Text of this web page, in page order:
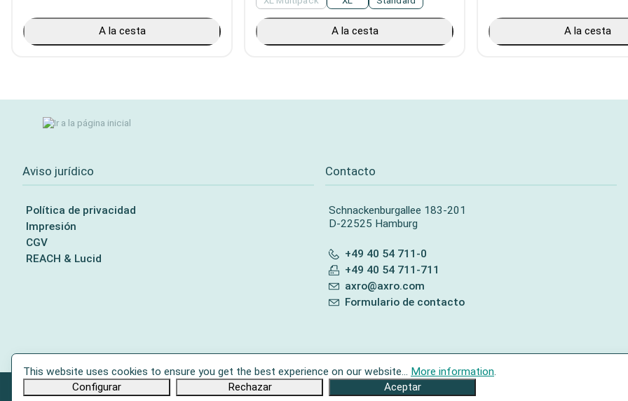
A la cesta A la cesta A la cesta
Aviso jurídico
Política de privacidad
Impresión
CGV
REACH & Lucid
Contacto
Schnackenburgallee 183-201
D-22525 Hamburg
+49 40 54 711-0
+49 40 54 711-711
axro@axro.com
Formulario de contacto
This website uses cookies to ensure you get the best experience on our website... More information.
Configurar
Rechazar Aceptar